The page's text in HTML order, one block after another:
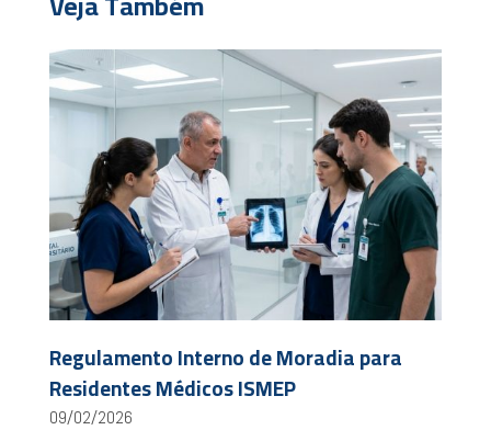
Regulamento Interno de Moradia para
Residentes Médicos ISMEP
09/02/2026